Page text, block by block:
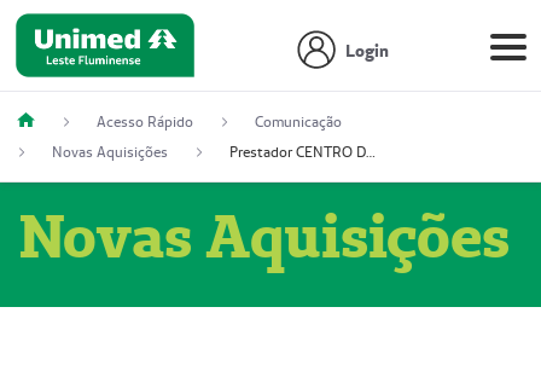
Login
Acesso Rápido
Comunicação
Novas Aquisições
Prestador CENTRO DE ONCOLOGIA
Novas Aquisições